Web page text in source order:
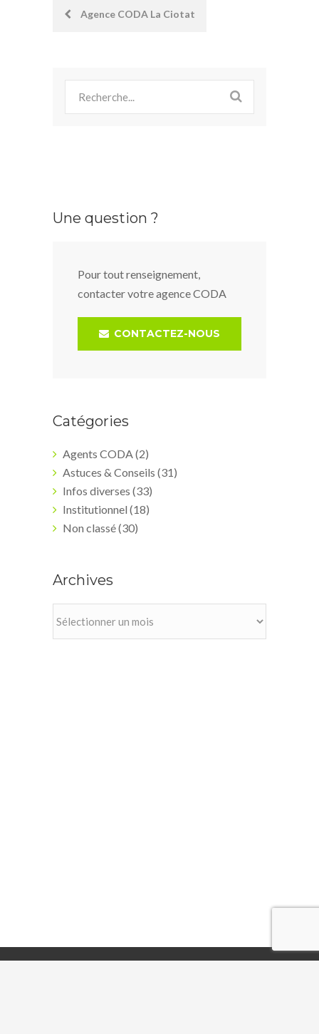
PostAgence CODA La Ciotat
Une question ?
Pour tout renseignement,
contacter votre agence CODA
CONTACTEZ-NOUS
Catégories
Agents CODA(2)
Astuces & Conseils (31)
Infos diverses (33)
Institutionnel (18)
Non classé(30)
Archives